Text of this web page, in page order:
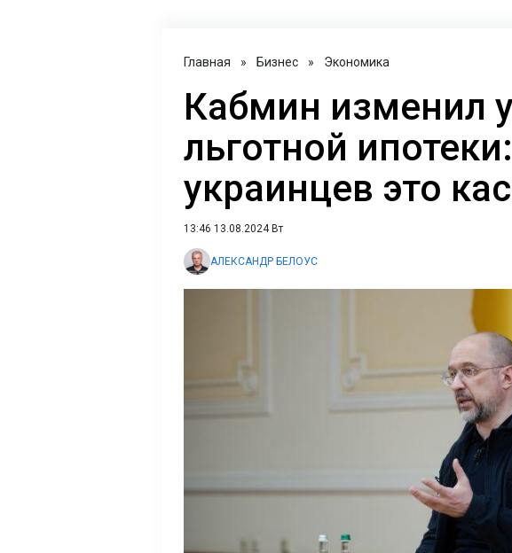
Главная » Бизнес » Экономика
Кабмин изменил
льготной
украинцев это
13:46 13.08.2024 Вт
АЛЕКСАНДР БЕЛОУС